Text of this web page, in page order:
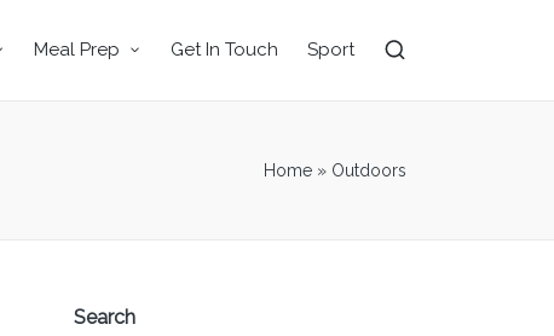
Meal Prep Get In Touch Sport
Home » Outdoors
Search